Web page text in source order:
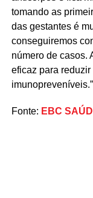
tomando as
das gestantes é
conseguiremos
número de casos.
eficaz para
imunopreveníveis.”
Fonte: EBC